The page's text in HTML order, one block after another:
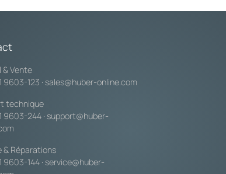
& Vente
9603-123 · sales@huber-online.com
technique
9603-244 · support@huber-
& Réparations
9603-144 · service@huber-